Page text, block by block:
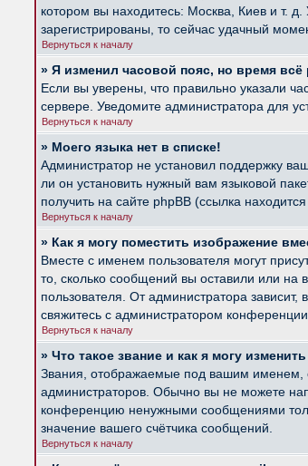
котором вы находитесь: Москва, Киев и т.
зарегистрированы, то сейчас удачный
Вернуться к началу
» Я изменил часовой пояс, но время всё
Если вы уверены, что правильно указали
сервере. Уведомите администратора для
Вернуться к началу
» Моего языка нет в списке!
Администратор не установил поддержку
ли он установить нужный вам языковой
получить на сайте phpBB (ссылка
Вернуться к началу
» Как я могу поместить изображение
Вместе с именем пользователя могут
то, сколько сообщений вы оставили или на
пользователя. От администратора
свяжитесь с администратором
Вернуться к началу
» Что такое звание и как я могу изменить
Звания, отображаемые под вашим именем,
администраторов. Обычно вы не можете
конференцию ненужными сообщениями
значение вашего счётчика сообщений.
Вернуться к началу